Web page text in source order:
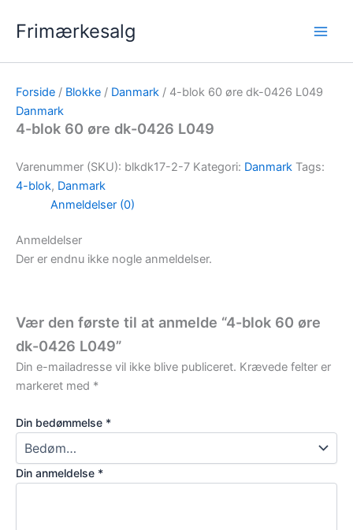
Frimærkesalg
Forside / Blokke / Danmark / 4-blok 60 øre dk-0426 L049
Danmark
4-blok 60 øre dk-0426 L049
Varenummer (SKU): blkdk17-2-7 Kategori: Danmark Tags:
4-blok, Danmark
Anmeldelser (0)
Anmeldelser
Der er endnu ikke nogle anmeldelser.
Vær den første til at anmelde “4-blok 60 øre
dk-0426 L049”
Din e-mailadresse vil ikke blive publiceret. Krævede felter er
markeret med *
Din bedømmelse *
Din anmeldelse *